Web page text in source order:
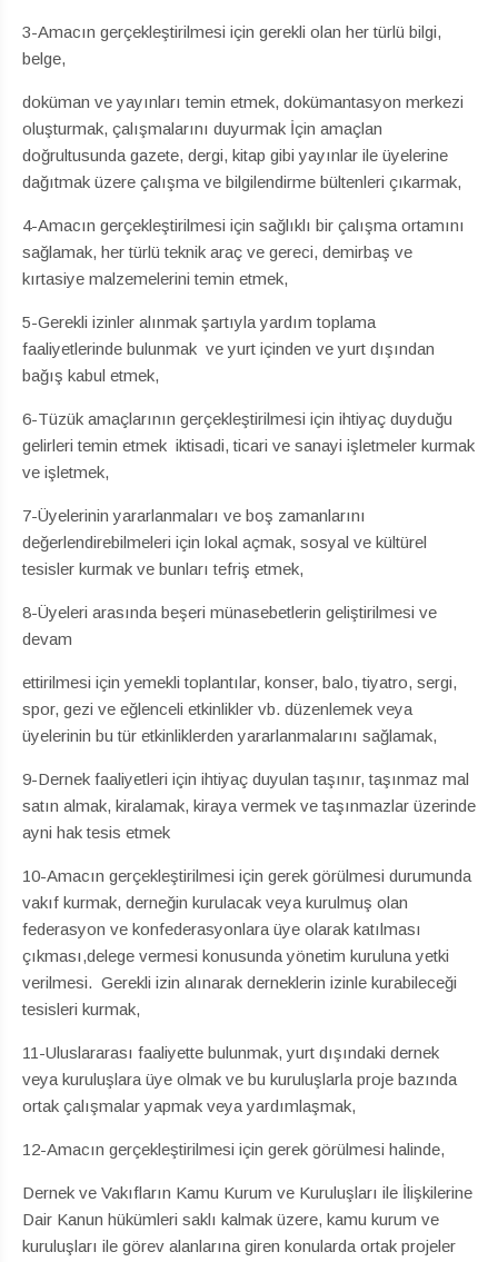
3-Amacın gerçekleştirilmesi için gerekli olan her türlü bilgi,
belge,
doküman ve yayınları temin etmek, dokümantasyon merkezi
oluşturmak, çalışmalarını duyurmak İçin amaçlan
doğrultusunda gazete, dergi, kitap gibi yayınlar ile üyelerine
dağıtmak üzere çalışma ve bilgilendirme bültenleri çıkarmak,
4-Amacın gerçekleştirilmesi için sağlıklı bir çalışma ortamını
sağlamak, her türlü teknik araç ve gereci, demirbaş ve
kırtasiye malzemelerini temin etmek,
5-Gerekli izinler alınmak şartıyla yardım toplama
faaliyetlerinde bulunmak ve yurt içinden ve yurt dışından
bağış kabul etmek,
6-Tüzük amaçlarının gerçekleştirilmesi için ihtiyaç duyduğu
gelirleri temin etmek iktisadi, ticari ve sanayi işletmeler kurmak
ve işletmek,
7-Üyelerinin yararlanmaları ve boş zamanlarını
değerlendirebilmeleri için lokal açmak, sosyal ve kültürel
tesisler kurmak ve bunları tefriş etmek,
8-Üyeleri arasında beşeri münasebetlerin geliştirilmesi ve
devam
ettirilmesi için yemekli toplantılar, konser, balo, tiyatro, sergi,
spor, gezi ve eğlenceli etkinlikler vb. düzenlemek veya
üyelerinin bu tür etkinliklerden yararlanmalarını sağlamak,
9-Dernek faaliyetleri için ihtiyaç duyulan taşınır, taşınmaz mal
satın almak, kiralamak, kiraya vermek ve taşınmazlar üzerinde
ayni hak tesis etmek
10-Amacın gerçekleştirilmesi için gerek görülmesi durumunda
vakıf kurmak, derneğin kurulacak veya kurulmuş olan
federasyon ve konfederasyonlara üye olarak katılması
çıkması,delege vermesi konusunda yönetim kuruluna yetki
verilmesi. Gerekli izin alınarak derneklerin izinle kurabileceği
tesisleri kurmak,
11-Uluslararası faaliyette bulunmak, yurt dışındaki dernek
veya kuruluşlara üye olmak ve bu kuruluşlarla proje bazında
ortak çalışmalar yapmak veya yardımlaşmak,
12-Amacın gerçekleştirilmesi için gerek görülmesi halinde,
Dernek ve Vakıfların Kamu Kurum ve Kuruluşları ile İlişkilerine
Dair Kanun hükümleri saklı kalmak üzere, kamu kurum ve
kuruluşları ile görev alanlarına giren konularda ortak projeler